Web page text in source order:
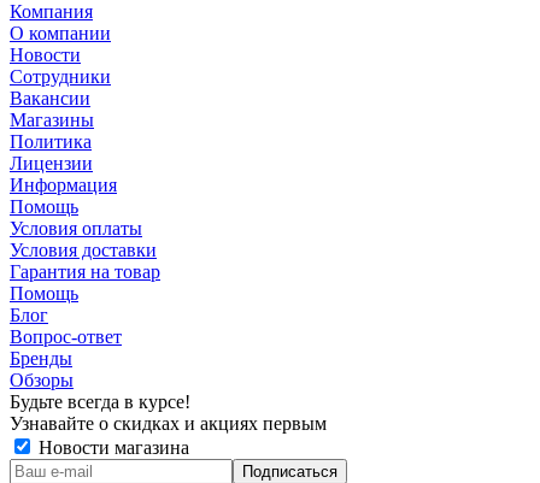
Компания
О компании
Новости
Сотрудники
Вакансии
Магазины
Политика
Лицензии
Информация
Помощь
Условия оплаты
Условия доставки
Гарантия на товар
Помощь
Блог
Вопрос-ответ
Бренды
Обзоры
Будьте всегда в курсе!
Узнавайте о скидках и акциях первым
Новости магазина